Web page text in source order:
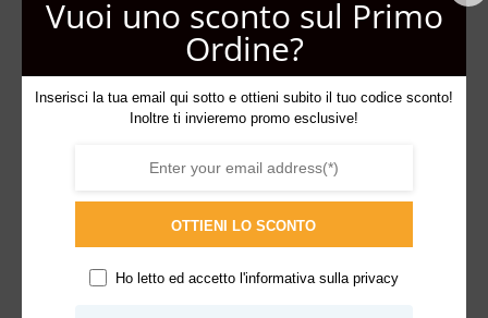
Vuoi uno sconto sul Primo
Ordine?
Inserisci la tua email qui sotto e ottieni subito il tuo codice sconto!
Inoltre ti invieremo promo esclusive!
OTTIENI LO SCONTO
Ho letto ed accetto l'informativa sulla privacy